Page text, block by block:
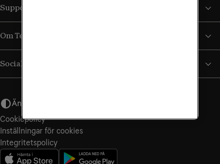
Support
Om Tele2
Sociala medier
Ändra utseende
Cookiepolicy
Inställningar för cookies
Integritets­policy